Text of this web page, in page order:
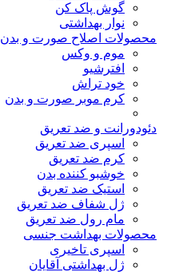
گوش پاک کن
نوار بهداشتی
محصولات اصلاح صورت و بدن
موم و وکس
افترشیو
خود تراش
کرم موبر صورت و بدن
دئودورانت و ضد تعریق
اسپری ضد تعریق
کرم ضد تعریق
خوشبو کننده بدن
استیک ضد تعریق
ژل شفاف ضد تعریق
مام رول ضد تعریق
محصولات بهداشت جنسی
اسپری تاخیری
ژل بهداشتی آقایان